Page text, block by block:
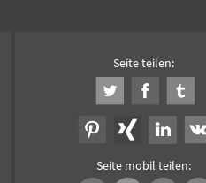
Seite teilen:
Seite mobil teilen: